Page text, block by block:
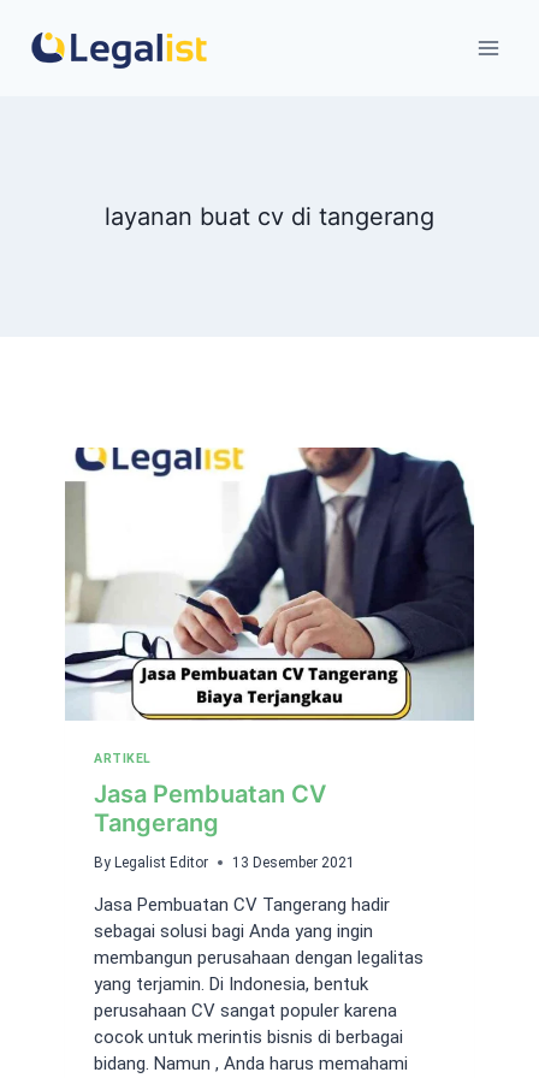
content
layanan buat cv di tangerang
ARTIKEL
Jasa Pembuatan CV
Tangerang
By Legalist Editor 13 Desember 2021
Jasa Pembuatan CV Tangerang hadir
sebagai solusi bagi Anda yang ingin
membangun perusahaan dengan legalitas
yang terjamin. Di Indonesia, bentuk
perusahaan CV sangat populer karena
cocok untuk merintis bisnis di berbagai
bidang. Namun , Anda harus memahami